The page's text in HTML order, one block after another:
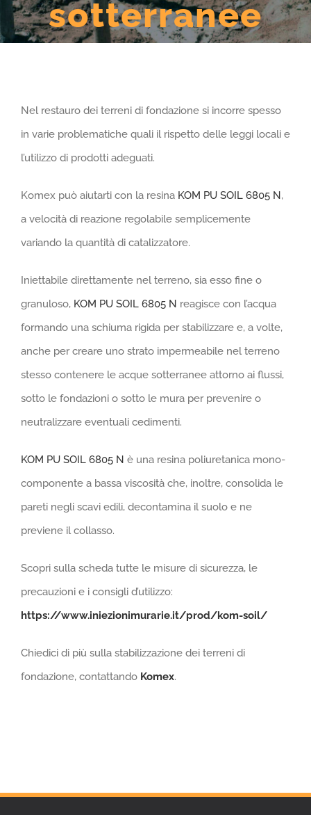
sotterranee
Nel restauro dei terreni di fondazione si incorre spesso
in varie problematiche quali il rispetto delle leggi locali e
l’utilizzo di prodotti adeguati.
Komex può aiutarti con la resina KOM PU SOIL 6805 N,
a velocità di reazione regolabile semplicemente
variando la quantità di catalizzatore.
Iniettabile direttamente nel terreno, sia esso fine o
granuloso, KOM PU SOIL 6805 N reagisce con l’acqua
formando una schiuma rigida per stabilizzare e, a volte,
anche per creare uno strato impermeabile nel terreno
stesso contenere le acque sotterranee attorno ai flussi,
sotto le fondazioni o sotto le mura per prevenire o
neutralizzare eventuali cedimenti.
KOM PU SOIL 6805 N è una resina poliuretanica mono-
componente a bassa viscosità che, inoltre, consolida le
pareti negli scavi edili, decontamina il suolo e ne
previene il collasso.
Scopri sulla scheda tutte le misure di sicurezza, le
precauzioni e i consigli d’utilizzo:
https://www.iniezionimurarie.it/prod/kom-soil/
Chiedici di più sulla stabilizzazione dei terreni di
fondazione, contattando Komex.